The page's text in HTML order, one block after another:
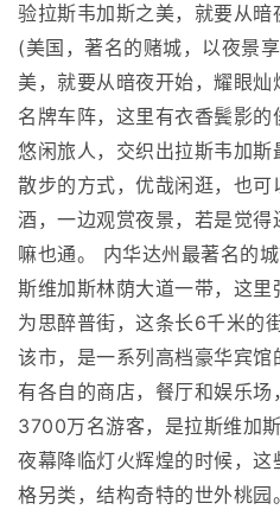
验拉斯韦加斯之美，就要从
(美国，著名的赌城，以夜景
美，就要从暗夜开始，耀眼
名牌车阵，这里有衣香鬓影
悠闲旅人，交织出拉斯韦加
散步的方式，优哉闲逛，也
酒，一边观赏夜景，若是觉
嘛也通。 内华达州最著名的
斯维加斯林荫大道一带，这
为思醉普街，这条长6千米的
该市，是一系列高档豪华宾
有各自的商店，餐厅和娱乐
3700万名游客，是拉斯维加
夜幕降临灯火辉煌的时候，
格另类，结构奇特的世外桃